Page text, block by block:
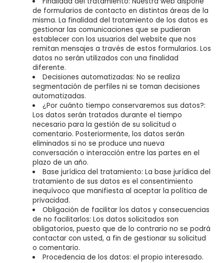
de formularios de contacto en distintas áreas de la
misma. La finalidad del tratamiento de los datos es
gestionar las comunicaciones que se pudieran
establecer con los usuarios del website que nos
remitan mensajes a través de estos formularios. Los
datos no serán utilizados con una finalidad
diferente.
Decisiones automatizadas: No se realiza
segmentación de perfiles ni se toman decisiones
automatizadas.
¿Por cuánto tiempo conservaremos sus datos?:
Los datos serán tratados durante el tiempo
necesario para la gestión de su solicitud o
comentario. Posteriormente, los datos serán
eliminados si no se produce una nueva
conversación o interacción entre las partes en el
plazo de un año.
Base jurídica del tratamiento: La base jurídica del
tratamiento de sus datos es el consentimiento
inequívoco que manifiesta al aceptar la política de
privacidad.
Obligación de facilitar los datos y consecuencias
de no facilitarlos: Los datos solicitados son
obligatorios, puesto que de lo contrario no se podrá
contactar con usted, a fin de gestionar su solicitud
o comentario.
Procedencia de los datos: el propio interesado.